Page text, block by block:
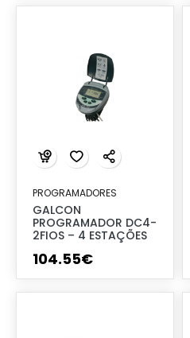
PROGRAMADORES
GALCON
PROGRAMADOR DC4-
2FIOS – 4 ESTAÇÕES
104.55€